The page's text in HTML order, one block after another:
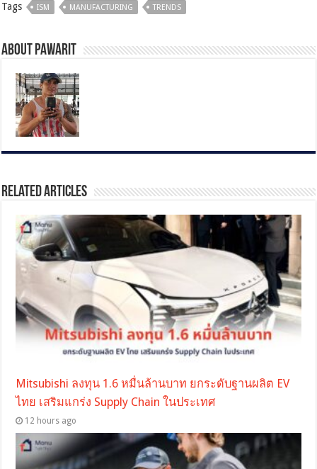
Tags ISM MANUFACTURING TRENDS
About pawarit
Related Articles
Mitsubishi ลงทุน 1.6 หมื่นล้านบาท ยกระดับฐานผลิต EV
ไทย เสริมแกร่ง Supply Chain ในประเทศ
12 hours ago